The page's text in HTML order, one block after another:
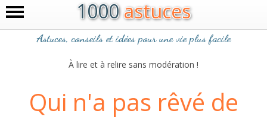
1000astuces
Astuces, conseils et idées pour une vie plus facile
À lire et à relire sans modération !
Qui n'a pas rêvé de